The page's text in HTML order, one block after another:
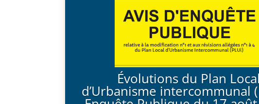
Évolutions du Plan Local
d’Urbanisme intercommunal